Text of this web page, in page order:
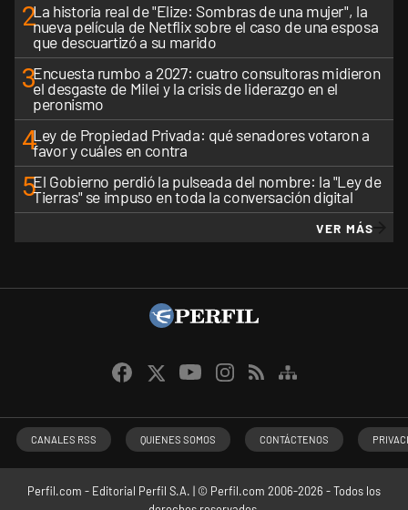
2La historia real de "Elize: Sombras de una mujer", la
nueva película de Netflix sobre el caso de una esposa
que descuartizó a su marido
3Encuesta rumbo a 2027: cuatro consultoras midieron
el desgaste de Milei y la crisis de liderazgo en el
peronismo
4Ley de Propiedad Privada: qué senadores votaron a
favor y cuáles en contra
5El Gobierno perdió la pulseada del nombre: la "Ley de
Tierras" se impuso en toda la conversación digital
VER MÁS
CANALES RSS QUIENES SOMOS CONTÁCTENOS
Perfil.com - Editorial Perfil S.A. | © Perfil.com 2006-2026 - Todos los